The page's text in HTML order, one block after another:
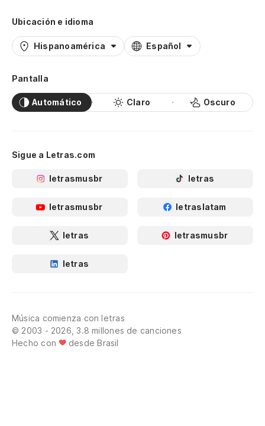
Ubicación e idioma
Hispanoamérica Español
Pantalla
Automático Claro Oscuro
Sigue a Letras.com
letrasmusbr letras
letrasmusbr letraslatam
letras letrasmusbr
letras
Música comienza con letras
© 2003 - 2026, 3.8 millones de canciones
Hecho con
desde Brasil